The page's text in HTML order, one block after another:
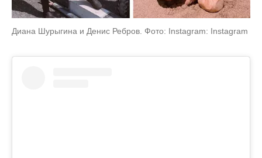
Диана Шурыгина и Денис Ребров. Фото: Instagram: Instagram